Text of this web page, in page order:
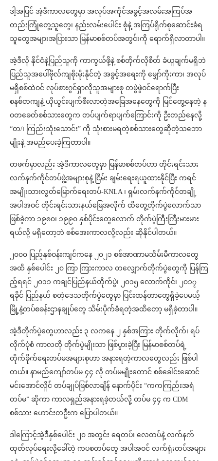
ဒါ့အပြင် အဲ့ဒီကာလတွေမှာ အလုပ်အကိုင်အခွင့်အလမ်းအကြပ်အ
တည်းကြုံတွေ့သူတွေ၊ နည်းလမ်းပေါင်း စုံနဲ့ အကြပ်ရိုက်စုဆောင်းခံရ
သူတွေအများအပြားသာ မြန်မာစစ်တပ်အတွင်းကို ရောက်ရှိလာတာပါ။
အဲ့ဒီလို နိုင်ငံနဲ့ပြည်သူကို ကာကွယ်ဖို့နဲ့ စစ်တိုက်လိုစိတ် ခံယူချက်မရှိဘဲ
ပြည်သူအပေါ်ဗိုလ်ကျစိုးမိုးနိုင်တဲ့ အခွင့်အရေးကို မျှော်ကိုးကာ၊ အလုပ်
မရှိစစ်ထဲဝင် လုပ်စားဂွင်ရှာလိုသူအများစု တဖွဲဖွဲဝင်ရောက်ပြီး
စနစ်တကျနဲ့ ယိုယွင်းပျက်စီးလာတဲ့အခြေအနေတွေကို မြင်တွေ့နေတဲ့ န
ဝတခေတ်စစ်သားတွေက တပ်ပျက်ရာပျက်ကြောင်းကို ဦးတည်နေလို့
“တ/၊ ကြည်းသုံးသောင်း” ကို သုံးစားမရတဲ့စစ်သားတွေဆိုတဲ့သဘော
မျိုးနဲ့ အမည်ပေးခဲ့ကြတာပါ။
တဖက်မှာလည်း အဲ့ဒီကာလတွေမှာ မြန်မာစစ်တပ်ဟာ တိုင်းရင်းသား
လက်နက်ကိုင်တပ်ဖွဲ့အများစုနဲ့ ငြိမ်း ချမ်းရေးရယူထားနိုင်ပြီး ကရင်
အမျိုးသားလွတ်မြောက်ရေးတပ်-KNLA ၊ ရှမ်းလက်နက်ကိုင်တချို့
အပါအဝင် တိုင်းရင်းသားနယ်မြေအလိုက် ထိတွေ့တိုက်ပွဲလောက်သာ
ဖြစ်ခဲ့ကာ ၁၉၈၀၊ ၁၉၉၀ နှစ်ပိုင်းတွေလောက် တိုက်ပွဲကြီးကြီးမားမား
ရယ်လို့ မရှိတော့ဘဲ စစ်အေးကာလလို့လည်း ဆိုနိုင်ပါတယ်။
၂၀၀၀ ပြည့်နှစ်ဝန်းကျင်ကနေ ၂၀၂၁ စစ်အာဏာမသိမ်းမီကာလတွေ
အထိ နှစ်ပေါင်း ၂၀ ကြာ ကြားကာလ တလျှောက်တိုက်ပွဲတွေကို ပြန်ကြ
ည့်ရရင် ၂၀၁၁ ကချင်ပြည်နယ်တိုက်ပွဲ၊ ၂၀၁၅ လောက်ကိုင်၊ ၂၀၁၇
ရခိုင် ပြည်နယ် စတဲ့ဒေသတိုက်ပွဲတွေမှာ ပြင်းထန်တာတွေရှိခဲ့ပေမယ့်
မြို့နဲ့တပ်စခန်းဌာနချုပ်တွေ သိမ်းပိုက်ခံရတဲ့အထိတော့ မရှိခဲ့တာပါ။
အဲ့ဒီတိုက်ပွဲတွေဟာလည်း ၃ လကနေ ၂ နှစ်အကြား တိုက်လိုက်၊ ရပ်
လိုက်ပုံစံ ကာလတို တိုက်ပွဲမျိုးသာ ဖြစ်ပွားခဲ့ပြီး မြန်မာစစ်တပ်ရဲ့
တိုက်ခိုက်ရေးတပ်မအများစုဟာ အနားရတဲ့ကာလတွေလည်း ဖြစ်ပါ
တယ်။ နာမည်ကျော်တပ်မ ၄၄ လို တပ်မမျိုးတောင် စစ်ခေါင်းဆောင်
မင်းအောင်လှိုင် တပ်ချုပ်ဖြစ်လာချိန် နောက်ပိုင်း “ကကကြည်းအရံ
တပ်မ” ဆိုကာ ကာလရှည်အနားရခဲ့တယ်လို့ တပ်မ ၄၄ က CDM
စစ်သား ဟောင်းတဦးက ပြောပါတယ်။
ဒါကြောင့်အဲ့ဒီနှစ်ပေါင်း ၂၀ အတွင်း ရေတပ်၊ လေတပ်နဲ့ လက်နက်
ထုတ်လုပ်ရေးလို့ခေါ်တဲ့ ကပစတပ်တွေ အပါအဝင် လက်ရုံးတပ်အများ